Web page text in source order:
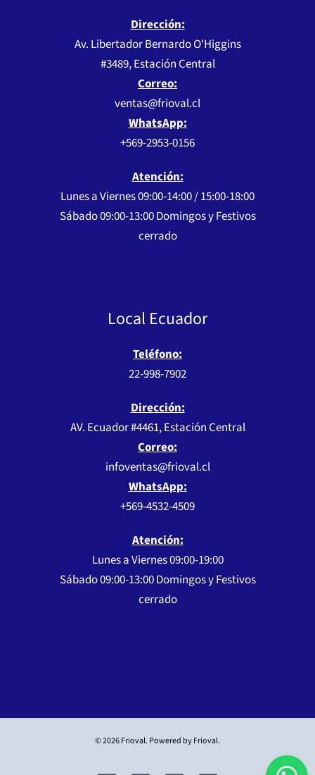
Dirección:
Av. Libertador Bernardo O'Higgins
#3489, Estación Central
Correo:
ventas@frioval.cl
WhatsApp:
+569-2953-0156
Atención:
Lunes a Viernes 09:00-14:00 / 15:00-18:00
Sábado 09:00-13:00 Domingos y Festivos
cerrado
Local Ecuador
Teléfono:
22-998-7902
Dirección:
AV. Ecuador #4461, Estación Central
Correo:
infoventas@frioval.cl
WhatsApp:
+569-4532-4509
Atención:
Lunes a Viernes 09:00-19:00
Sábado 09:00-13:00 Domingos y Festivos
cerrado
© 2026 Frioval. Powered by Frioval.